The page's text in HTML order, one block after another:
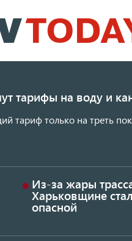
к
основному
тарифы на воду и
тариф только на треть
Из-за жары
Харьковщине
опасной